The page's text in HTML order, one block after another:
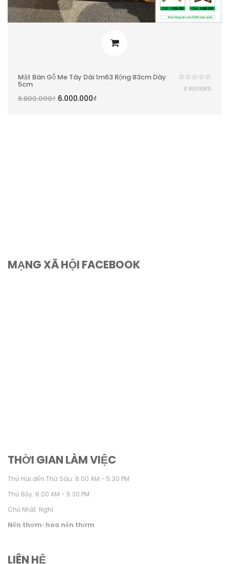
Mặt Bàn Gỗ Me Tây Dài 1m63 Rộng 83cm Dày
5cm
6.800.000₫ 6.000.000₫
0 REVIEWS
MẠNG XÃ HỘI FACEBOOK
THỜI GIAN LÀM VIỆC
Thứ Hai đến Thứ Sáu: 8.00 AM - 5.30 PM
Thứ Bảy: 8.00 AM - 5.30 PM
Chủ Nhật: Nghỉ
Nến thơm-hoa nến thơm
LIÊN HỆ